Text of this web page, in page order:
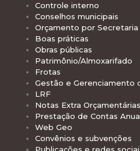
Controle interno
Conselhos municipais
Orçamento por Secretaria
Boas práticas
Obras públicas
Patrimônio/Almoxarifado
Frotas
Gestão e Gerenciamento
LRF
Notas Extra Orçamentárias
Prestação de Contas
Web Geo
Convênios e subvenções